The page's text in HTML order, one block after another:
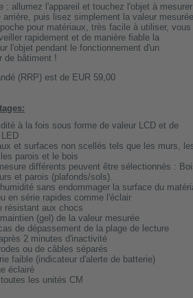
: allumez l'appareil et touchez l'objet à mesurer
puis lisez simplement la valeur
pour matériaux, très facile à utiliser, vous
rapidement et de manière fiable la
l'objet pendant le fonctionnement d'un
de bâtiment !
(RRP) est de EUR 59,00
à la fois sous forme de valeur LCD et de
et surfaces non scellés tels que les murs,
parois et le bois
différents peuvent être sélectionnés :
et parois (plafonds/sols).
sans endommager la surface du
en série rapides comme l'éclair
résistant aux chocs
(gel) de la valeur mesurée
de dépassement de la plage de lecture
2 minutes d'inactivité
ou de câbles séparés
faible (indicateur d'alerte de batterie)
éclairé
les unités CM